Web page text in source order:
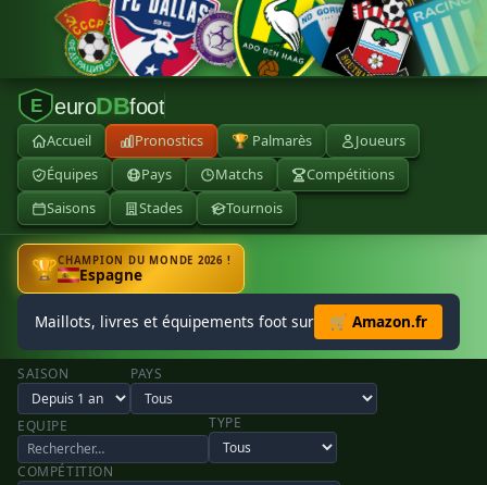
E euroDBfoot
Accueil Pronostics 🏆 Palmarès
Joueurs
Équipes
Pays Matchs
Compétitions
Saisons
Stades Tournois
🏆CHAMPION DU MONDE 2026 !
Espagne
Maillots, livres et équipements foot sur 🛒 Amazon.fr
SAISON PAYS
EQUIPE TYPE
COMPÉTITION